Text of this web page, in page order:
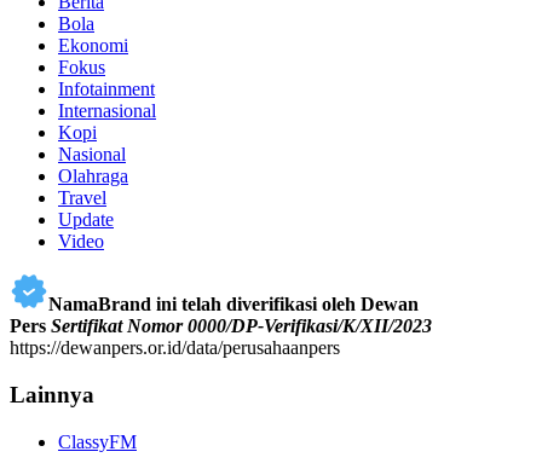
Bola
Ekonomi
Fokus
Infotainment
Internasional
Kopi
Nasional
Olahraga
Travel
Update
Video
NamaBrand ini telah diverifikasi oleh Dewan
Pers Sertifikat Nomor 0000/DP-Verifikasi/K/XII/2023
https://dewanpers.or.id/data/perusahaanpers
Lainnya
ClassyFM